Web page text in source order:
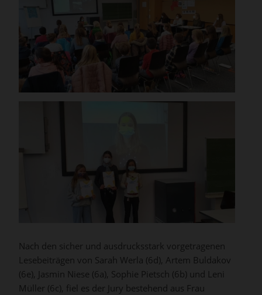
Nach den sicher und ausdrucksstark vorgetragenen
Lesebeiträgen von Sarah Werla (6d), Artem Buldakov
(6e), Jasmin Niese (6a), Sophie Pietsch (6b) und Leni
Müller (6c), fiel es der Jury bestehend aus Frau